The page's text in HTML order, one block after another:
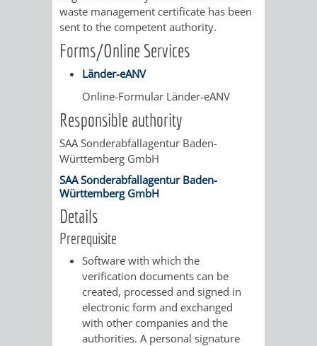
WIEDERVERMIETUNGSPRÄMIE
waste management certificate has been
sent to the competent authority.
Forms/Online Services
Länder-eANV
Online-Formular Länder-eANV
Responsible authority
SAA Sonderabfallagentur Baden-
Württemberg GmbH
SAA Sonderabfallagentur Baden-
Württemberg GmbH
Details
Prerequisite
Software with which the
verification documents can be
created, processed and signed in
electronic form and exchanged
with other companies and the
authorities. A personal signature